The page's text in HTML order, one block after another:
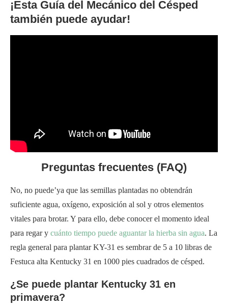
¡Esta Guía del Mecánico del Césped
también puede ayudar!
Preguntas frecuentes (FAQ)
No, no puede’ya que las semillas plantadas no obtendrán
suficiente agua, oxígeno, exposición al sol y otros elementos
vitales para brotar. Y para ello, debe conocer el momento ideal
para regar y cuánto tiempo puede aguantar la hierba sin agua. La
regla general para plantar KY-31 es sembrar de 5 a 10 libras de
Festuca alta Kentucky 31 en 1000 pies cuadrados de césped.
¿Se puede plantar Kentucky 31 en
primavera?